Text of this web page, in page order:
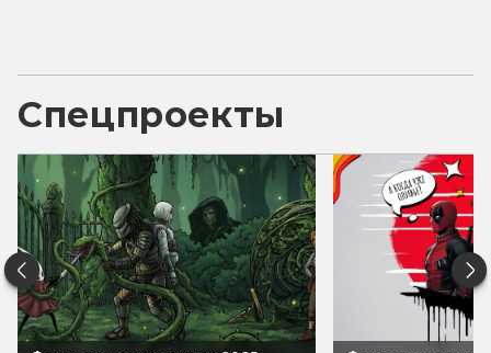
Спецпроекты